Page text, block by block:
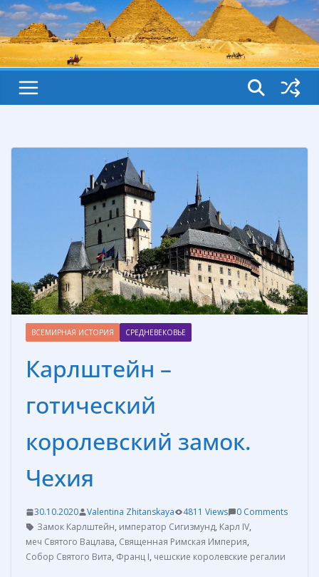
ВСЕМИРНАЯ ИСТОРИЯ СРЕДНЕВЕКОВЬЕ
Карлштейн –
готический
королевский замок.
Чехия
30.10.2020 Valentina Zhitanskaya 4811 Views
0 Comments
Замок Карлштейн, император Сигизмунд, Карл IV,
меч Святого Вацлава, Священная Римская Империя,
Собор Святого Вита, Франц I, чешские королевские регалии